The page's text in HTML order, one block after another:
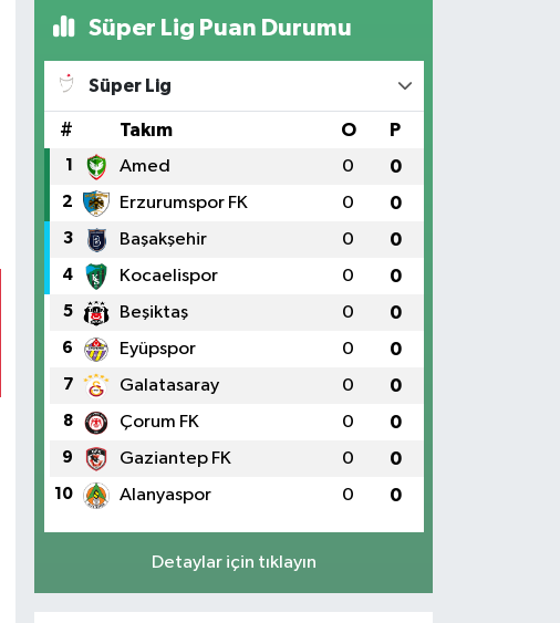
Süper Lig Puan Durumu
Süper Lig
# Takım O P
1 Amed 0 0
2 Erzurumspor FK 0 0
3 Başakşehir 0 0
4 Kocaelispor 0 0
5 Beşiktaş 0 0
6 Eyüpspor 0 0
7 Galatasaray 0 0
8 Çorum FK 0 0
9 Gaziantep FK 0 0
10 Alanyaspor 0 0
Detaylar için tıklayın